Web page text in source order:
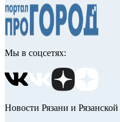
Мы в соцсетях:
Новости Рязани и